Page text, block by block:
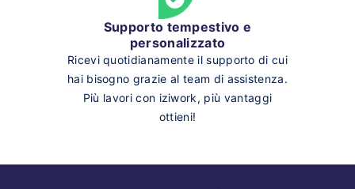
Supporto tempestivo e
personalizzato
Ricevi quotidianamente il supporto di cui
hai bisogno grazie al team di assistenza.
Più lavori con iziwork, più vantaggi
ottieni!